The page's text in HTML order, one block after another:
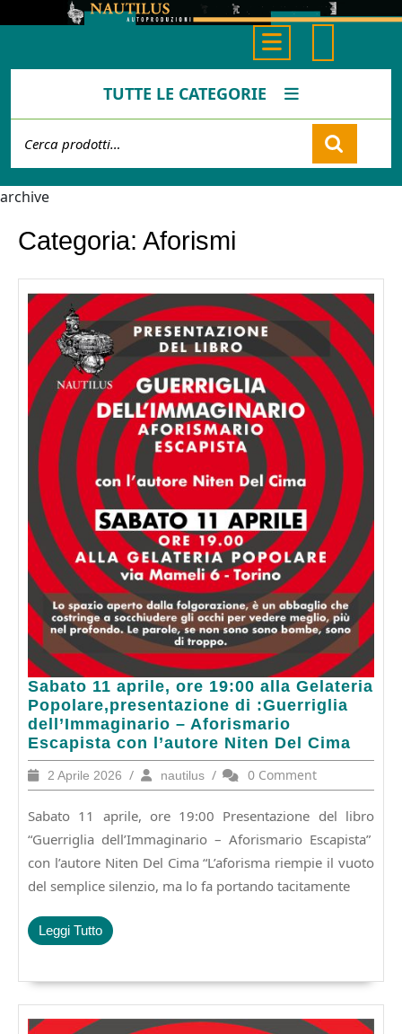
Button
TUTTE LE CATEGORIE
Cart
archive
Categoria: Aforismi
Sabato 11 aprile, ore 19:00 alla Gelateria
Popolare,presentazione di :Guerriglia
dell’Immaginario – Aforismario
Escapista con l’autore Niten Del Cima
Sabato
11
aprile,
ore
19:00
alla
Popolare,presentazione
di
:Guerriglia
dell’Immaginario
–
Escapista
con
Niten
Del
Cima
2 Aprile 2026
Aprile
2026
/ nautilusnautilus
/ 0 Comment
Sabato 11 aprile, ore 19:00 Presentazione del libro
“Guerriglia dell’Immaginario – Aforismario Escapista”
con l’autore Niten Del Cima “L’aforisma riempie il vuoto
del semplice silenzio, ma lo fa portando tacitamente
Leggi TuttoLeggi
Tutto